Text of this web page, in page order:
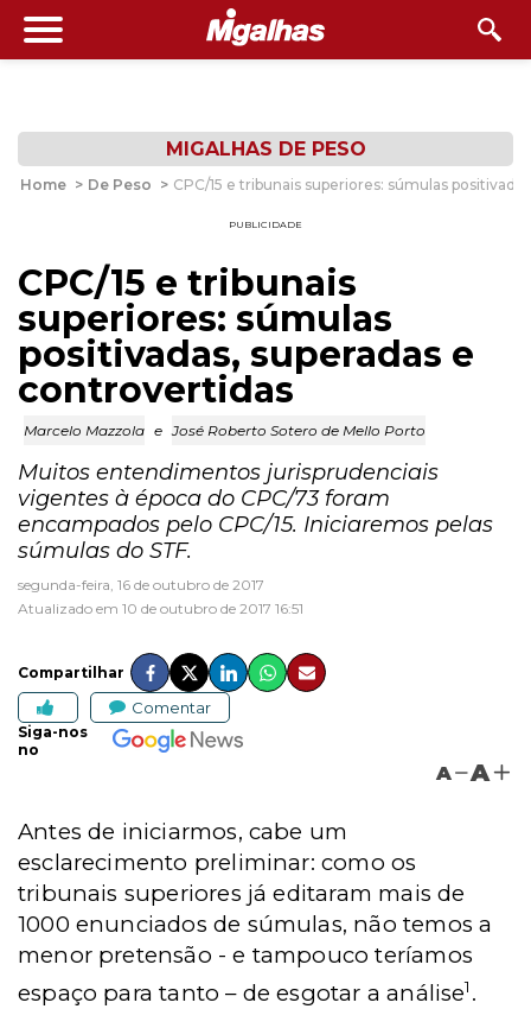
MIGALHAS DE PESO
Home > De Peso > CPC/15 e tribunais superiores: súmulas
PUBLICIDADE
CPC/15 e tribunais
superiores: súmulas
positivadas, superadas e
controvertidas
Marcelo Mazzola e José Roberto Sotero de Mello Porto
Muitos entendimentos jurisprudenciais
vigentes à época do CPC/73 foram
encampados pelo CPC/15. Iniciaremos pelas
súmulas do STF.
segunda-feira, 16 de outubro de 2017
Atualizado em 10 de outubro de 2017 16:51
Compartilhar
Comentar
Siga-nos
no
A A
Antes de iniciarmos, cabe um
esclarecimento preliminar: como os
tribunais superiores já editaram mais de
1000 enunciados de súmulas, não temos a
menor pretensão - e tampouco teríamos
espaço para tanto – de esgotar a análise1 .